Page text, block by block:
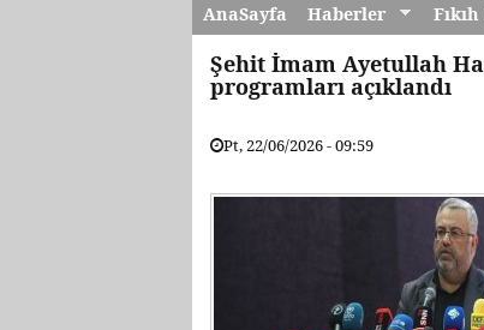
AnaSayfa Haberler
Şehit İmam Ayetullah
programları açıklandı
Pt, 22/06/2026 - 09:59